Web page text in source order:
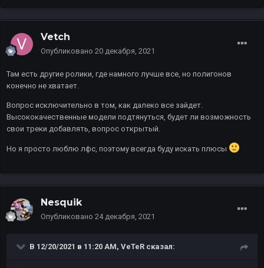
Vetch
Опубликовано 20 декабря, 2021
Там есть другие ролики, где намного лучше все, но полигонов
конечно не хватает.
Вопрос исключительно в том, как далеко все зайдет.
Высококачественные модели подтянуться, будет ли возможность
свои треки добавлять, вопрос открытый.
Но я просто люблю лфс, поэтому всегда буду искать плюсы
Nesquik
Опубликовано 24 декабря, 2021
В 12/20/2021 в 11:20 AM, VeTeR сказал: